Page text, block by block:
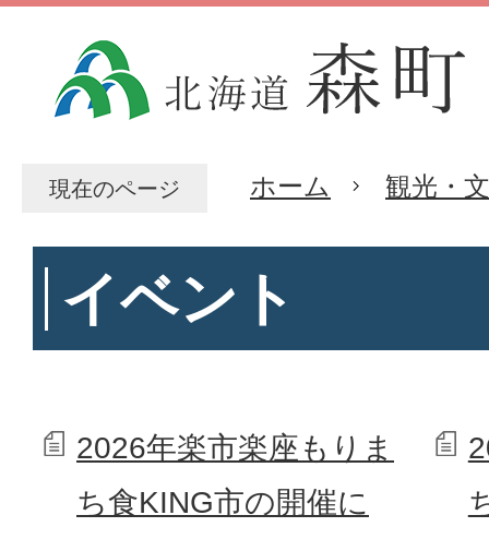
現在のページ ホーム 観光・
イベント
2026年楽市楽座もりま
ち食KING市の開催に